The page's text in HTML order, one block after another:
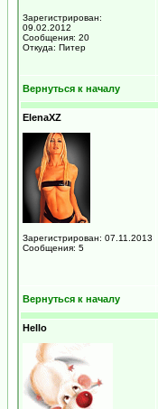
Зарегистрирован:
09.02.2012
Сообщения: 20
Откуда: Питер
Вернуться к началу
ElenaXZ
Зарегистрирован: 07.11.2013
Сообщения: 5
Вернуться к началу
Hello